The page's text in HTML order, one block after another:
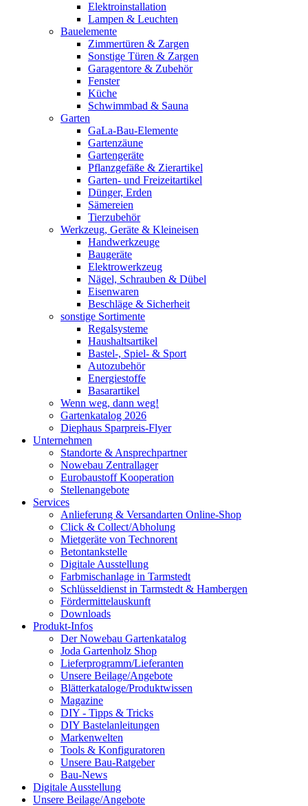
Elektroinstallation
Lampen & Leuchten
Bauelemente
Zimmertüren & Zargen
Sonstige Türen & Zargen
Garagentore & Zubehör
Fenster
Küche
Schwimmbad & Sauna
Garten
GaLa-Bau-Elemente
Gartenzäune
Gartengeräte
Pflanzgefäße & Zierartikel
Garten- und Freizeitartikel
Dünger, Erden
Sämereien
Tierzubehör
Werkzeug, Geräte & Kleineisen
Handwerkzeuge
Baugeräte
Elektrowerkzeug
Nägel, Schrauben & Dübel
Eisenwaren
Beschläge & Sicherheit
sonstige Sortimente
Regalsysteme
Haushaltsartikel
Bastel-, Spiel- & Sport
Autozubehör
Energiestoffe
Basarartikel
Wenn weg, dann weg!
Gartenkatalog 2026
Diephaus Sparpreis-Flyer
Unternehmen
Standorte & Ansprechpartner
Nowebau Zentrallager
Eurobaustoff Kooperation
Stellenangebote
Services
Anlieferung & Versandarten Online-Shop
Click & Collect/Abholung
Mietgeräte von Technorent
Betontankstelle
Digitale Ausstellung
Farbmischanlage in Tarmstedt
Schlüsseldienst in Tarmstedt & Hambergen
Fördermittelauskunft
Downloads
Produkt-Infos
Der Nowebau Gartenkatalog
Joda Gartenholz Shop
Lieferprogramm/Lieferanten
Unsere Beilage/Angebote
Blätterkataloge/Produktwissen
Magazine
DIY - Tipps & Tricks
DIY Bastelanleitungen
Markenwelten
Tools & Konfiguratoren
Unsere Bau-Ratgeber
Bau-News
Digitale Ausstellung
Unsere Beilage/Angebote